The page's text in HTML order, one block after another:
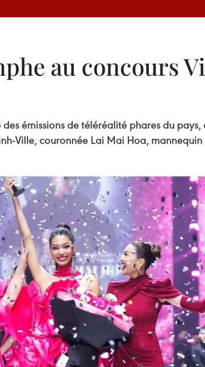
au concours
des émissions de téléréalité phares du
Ville, couronnée Lai Mai Hoa,